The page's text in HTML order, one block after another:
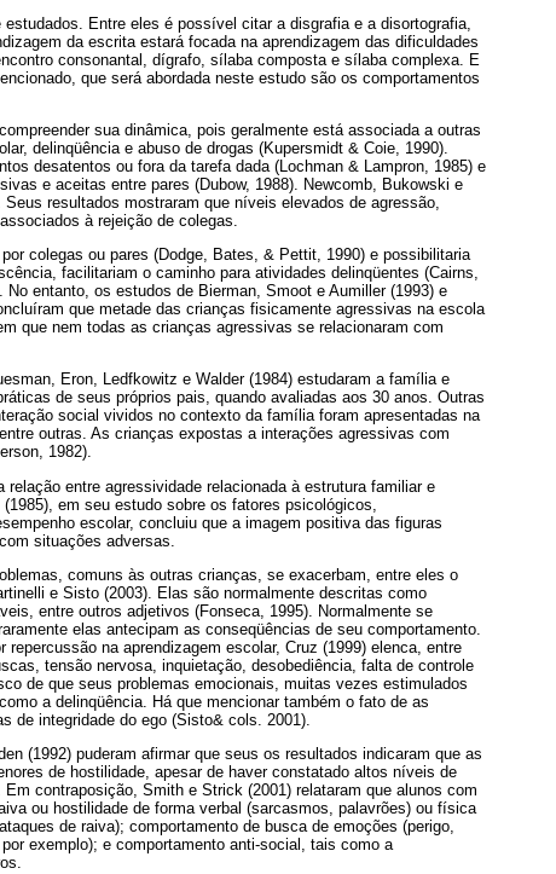
Entre eles é possível citar a disgrafia e a disortografia,
da escrita estará focada na aprendizagem das dificuldades
consonantal, dígrafo, sílaba composta e sílaba complexa. E
que será abordada neste estudo são os comportamentos
sua dinâmica, pois geralmente está associada a outras
delinqüência e abuso de drogas (Kupersmidt & Coie, 1990).
desatentos ou fora da tarefa dada (Lochman & Lampron, 1985) e
e aceitas entre pares (Dubow, 1988). Newcomb, Bukowski e
resultados mostraram que níveis elevados de agressão,
à rejeição de colegas.
colegas ou pares (Dodge, Bates, & Pettit, 1990) e possibilitaria
facilitariam o caminho para atividades delinqüentes (Cairns,
entanto, os estudos de Bierman, Smoot e Aumiller (1993) e
que metade das crianças fisicamente agressivas na escola
que nem todas as crianças agressivas se relacionaram com
Eron, Ledfkowitz e Walder (1984) estudaram a família e
de seus próprios pais, quando avaliadas aos 30 anos. Outras
social vividos no contexto da família foram apresentadas na
outras. As crianças expostas a interações agressivas com
1982).
entre agressividade relacionada à estrutura familiar e
em seu estudo sobre os fatores psicológicos,
escolar, concluiu que a imagem positiva das figuras
situações adversas.
comuns às outras crianças, se exacerbam, entre eles o
e Sisto (2003). Elas são normalmente descritas como
entre outros adjetivos (Fonseca, 1995). Normalmente se
elas antecipam as conseqüências de seu comportamento.
na aprendizagem escolar, Cruz (1999) elenca, entre
tensão nervosa, inquietação, desobediência, falta de controle
de que seus problemas emocionais, muitas vezes estimulados
a delinqüência. Há que mencionar também o fato de as
de integridade do ego (Sisto& cols. 2001).
(1992) puderam afirmar que seus os resultados indicaram que as
de hostilidade, apesar de haver constatado altos níveis de
contraposição, Smith e Strick (2001) relataram que alunos com
ou hostilidade de forma verbal (sarcasmos, palavrões) ou física
de raiva); comportamento de busca de emoções (perigo,
exemplo); e comportamento anti-social, tais como a